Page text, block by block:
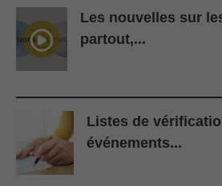
Les nouvelles sur
partout,...
Listes de
événements...